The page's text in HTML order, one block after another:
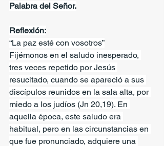
Palabra del Señor.
Reflexión:
“La paz esté con vosotros”
Fijémonos en el saludo inesperado,
tres veces repetido por Jesús
resucitado, cuando se apareció a sus
discípulos reunidos en la sala alta, por
miedo a los judíos (Jn 20,19). En
aquella época, este saludo era
habitual, pero en las circunstancias en
que fue pronunciado, adquiere una